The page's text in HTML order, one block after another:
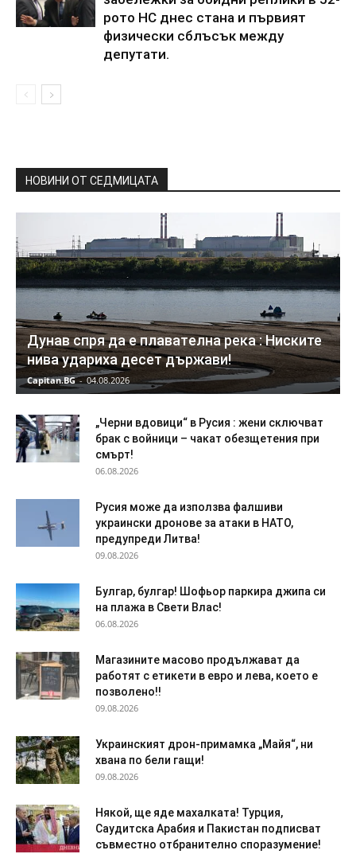
рото НС днес стана и първият
физически сблъсък между
депутати.
НОВИНИ ОТ СЕДМИЦАТА
Дyнaв спря да e плaвaтeлнa peĸa : Ниските
нива удариха десет държави!
Capitan.BG - 04.08.2026
„Черни вдовици“ в Русия : жени сключват
брак с войници – чакат обезщетения при
смърт!
06.08.2026
Русия може да използва фалшиви
украински дронове за атаки в НАТО,
предупреди Литва!
09.08.2026
Булгар, булгар! Шофьор паркира джипа си
на плажа в Свети Влас!
06.08.2026
Магазините масово продължават да
работят с етикети в евро и лева, което е
позволено!!
09.08.2026
Украинският дрон-примамка „Майя“, ни
хвана по бели гащи!
09.08.2026
Някой, ще яде махалката! Турция,
Саудитска Арабия и Пакистан подписват
съвместно отбранително споразумение!